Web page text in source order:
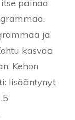
painaa
ja
kasvaa
Kehon
lisääntynyt